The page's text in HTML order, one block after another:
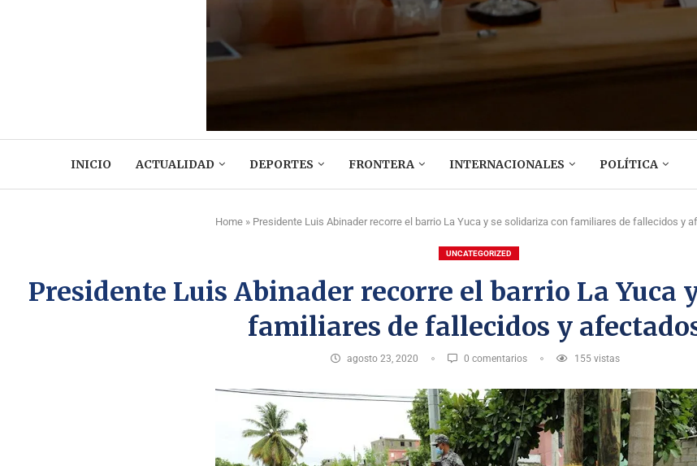
INICIO ACTUALIDAD DEPORTES FRONTERA INTERNACIONALES POLÍTICA
Home » Presidente Luis Abinader recorre el barrio La Yuca y se solidariza con familiares de fallecidos y
UNCATEGORIZED
Presidente Luis Abinader recorre el barrio La Yuca
familiares de fallecidos y
agosto 23, 2020 0 comentarios 155 vistas